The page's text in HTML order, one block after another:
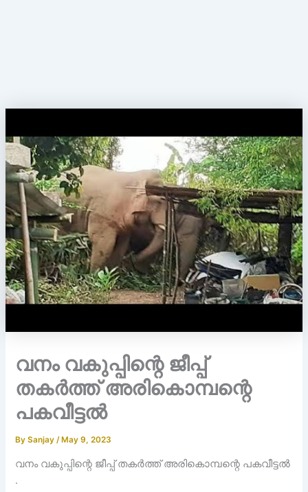
വനം വകുപ്പിന്റെ ജീപ്പ്
തകർത്ത് അരികൊമ്പന്റെ
പകവീട്ടൽ
BySanjay /May 9, 2023
വനം വകുപ്പിന്റെ ജീപ്പ് തകർത്ത് അരികൊമ്പന്റെ പകവീട്ടൽ
.